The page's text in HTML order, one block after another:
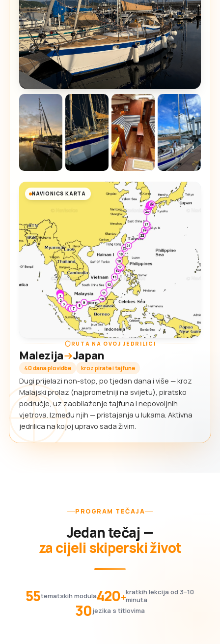
NAVIONICS KARTA
RUTA NA OVOJ JEDRILICI
Malezija Japan
40 dana plovidbe kroz pirate i tajfune
Dugi prijelazi non-stop, po tjedan dana i više — kroz
Malajski prolaz (najprometniji na svijetu), piratsko
područje, uz zaobilaženje tajfuna i nepovoljnih
vjetrova. Između njih — pristajanja u lukama. Aktivna
jedrilica na kojoj upravo sada živim.
PROGRAM TEČAJA
Jedan tečaj —
za cijeli skiperski život
55tematskih modula420+kratkih lekcija od 3–10
minuta
30jezika s titlovima